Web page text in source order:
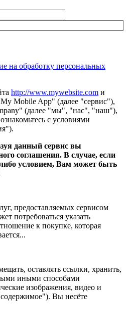
на обработку персональных
http://www.mywebsite.com и
Mobile App" (далее "сервис"),
(далее "мы", "нас", "наш"),
с условиями
данный сервис вы
соглашения. В случае, если
условием, Вам может быть
предоставляемых сервисом
потребоваться указать
к покупке, которая
оставлять ссылки, хранить,
иными способами
изображения, видео и
Вы несёте